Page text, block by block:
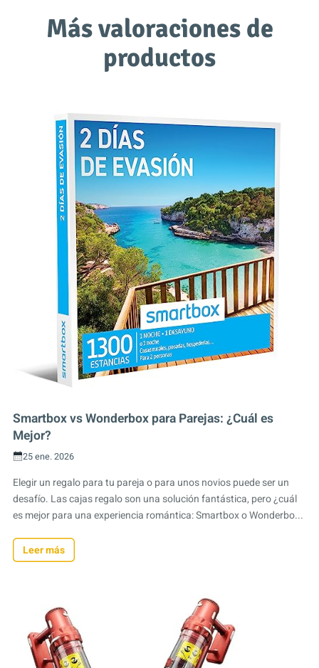
Más valoraciones de
productos
Smartbox vs Wonderbox para Parejas: ¿Cuál es
Mejor?
25 ene. 2026
Elegir un regalo para tu pareja o para unos novios puede ser un
desafío. Las cajas regalo son una solución fantástica, pero ¿cuál
es mejor para una experiencia romántica: Smartbox o Wonderbo...
Leer más